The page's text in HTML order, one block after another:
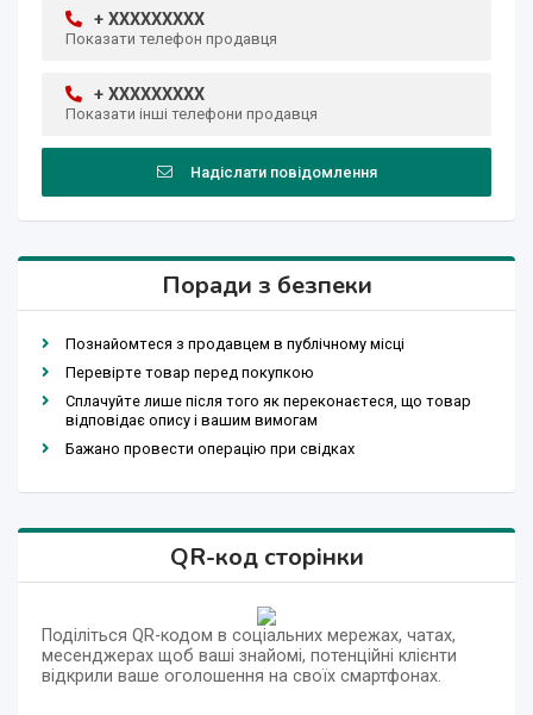
+ XXXXXXXXX
Показати телефон продавця
+ XXXXXXXXX
Показати інші телефони продавця
Надіслати повідомлення
Поради з безпеки
Познайомтеся з продавцем в публічному місці
Перевірте товар перед покупкою
Сплачуйте лише після того як переконаєтеся, що товар
відповідає опису і вашим вимогам
Бажано провести операцію при свідках
QR-код сторінки
Поділіться QR-кодом в соціальних мережах, чатах,
месенджерах щоб ваші знайомі, потенційні клієнти
відкрили ваше оголошення на своїх смартфонах.